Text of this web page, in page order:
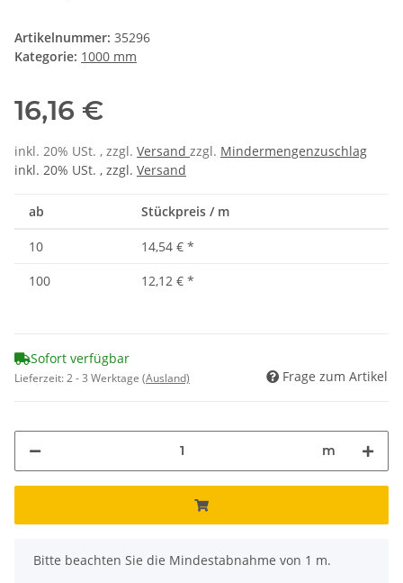
Artikelnummer: 35296
Kategorie: 1000 mm
16,16 €
inkl. 20% USt. , zzgl. Versand zzgl. Mindermengenzuschlag
inkl. 20% USt. , zzgl. Versand
ab Stückpreis / m
10 14,54 € *
100
12,12 € *
Sofort verfügbar
Lieferzeit:2 - 3 Werktage (Ausland) Frage zum Artikel
m
x
Bitte beachten Sie die Mindestabnahme von 1 m.